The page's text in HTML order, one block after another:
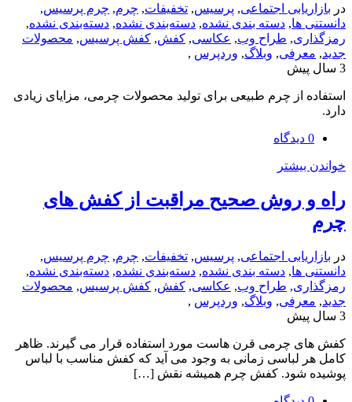
اجتماعی پرسیس, تخفیفات ,چرم,چرم پرسیس,
,دسته بندی نشده,دسته‌بندی نشده,دسته‌بندی نشده,
,طراح وب,عکاسی, کفش, کفش پرسیس , محصولات
, وبلاگ, وردپرس ,
از چرم طبیعی برای تولید محصولات چرمی، مزایای زیادی
روش صحیح مراقبت از کفش های
اجتماعی پرسیس, تخفیفات ,چرم,چرم پرسیس,
,دسته بندی نشده,دسته‌بندی نشده,دسته‌بندی نشده,
,طراح وب,عکاسی, کفش, کفش پرسیس , محصولات
, وبلاگ, وردپرس ,
چرمی قرن هاست مورد استفاده قرار می گیرند. ظاهر
لباسی زمانی به وجود می آید که کفش مناسب با لباس
شود. کفش چرم همیشه نقش […]